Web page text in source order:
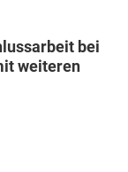
bei
weiteren